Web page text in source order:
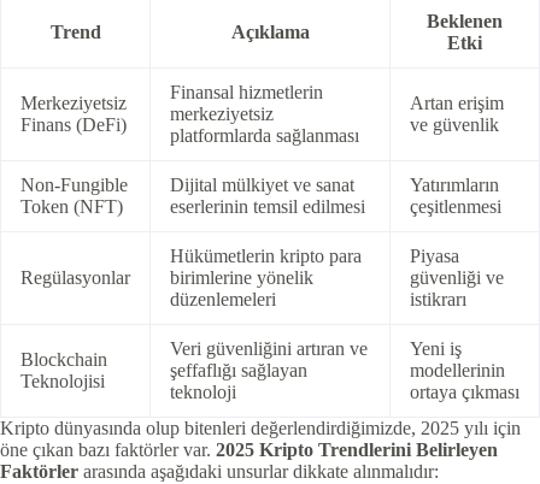
Trend Açıklama
Beklenen
Etki
Merkeziyetsiz
Finans (DeFi)
Finansal hizmetlerin
merkeziyetsiz
platformlarda sağlanması
Artan erişim
ve güvenlik
Non-Fungible
Token (NFT)
Dijital mülkiyet ve sanat
eserlerinin temsil edilmesi
Yatırımların
çeşitlenmesi
Regülasyonlar
Hükümetlerin kripto para
birimlerine yönelik
düzenlemeleri
Piyasa
güvenliği ve
istikrarı
Blockchain
Teknolojisi
Veri güvenliğini artıran ve
şeffaflığı sağlayan
teknoloji
Yeni iş
modellerinin
ortaya çıkması
Kripto dünyasında olup bitenleri değerlendirdiğimizde, 2025 yılı için
öne çıkan bazı faktörler var. 2025 Kripto Trendlerini Belirleyen
Faktörler arasında aşağıdaki unsurlar dikkate alınmalıdır: